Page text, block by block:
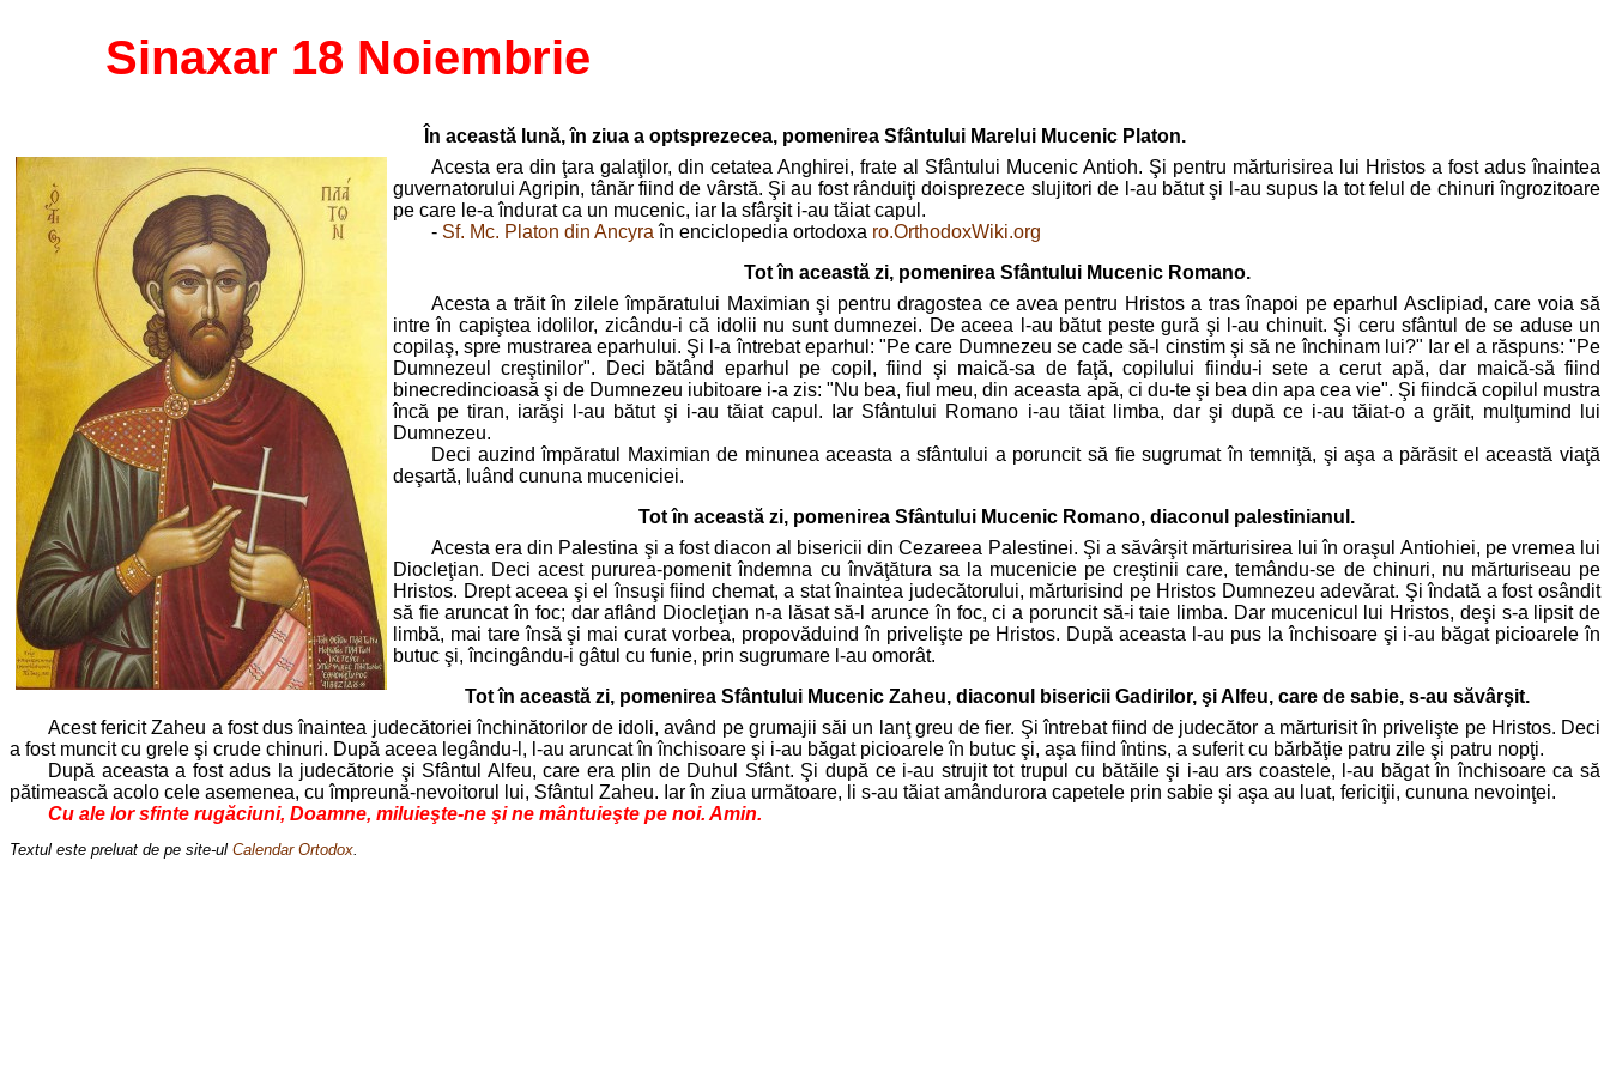
Sinaxar 18 Noiembrie
În această lună, în ziua a optsprezecea, pomenirea Sfântului Marelui Mucenic Platon.
Acesta era din ţara galaţilor, din cetatea Anghirei, frate al Sfântului Mucenic Antioh. Şi pentru mărturisirea lui Hristos a fost adus înaintea
guvernatorului Agripin, tânăr fiind de vârstă. Şi au fost rânduiţi doisprezece slujitori de l-au bătut şi l-au supus la tot felul de chinuri îngrozitoare
pe care le-a îndurat ca un mucenic, iar la sfârşit i-au tăiat capul.
- Sf. Mc. Platon din Ancyra în enciclopedia ortodoxa ro.OrthodoxWiki.org
Tot în această zi, pomenirea Sfântului Mucenic Romano.
Acesta a trăit în zilele împăratului Maximian şi pentru dragostea ce avea pentru Hristos a tras înapoi pe eparhul Asclipiad, care voia să
intre în capiştea idolilor, zicându-i că idolii nu sunt dumnezei. De aceea l-au bătut peste gură şi l-au chinuit. Şi ceru sfântul de se aduse un
copilaş, spre mustrarea eparhului. Şi l-a întrebat eparhul: "Pe care Dumnezeu se cade să-l cinstim şi să ne închinam lui?" Iar el a răspuns: "Pe
Dumnezeul creştinilor". Deci bătând eparhul pe copil, fiind şi maică-sa de faţă, copilului fiindu-i sete a cerut apă, dar maică-să fiind
binecredincioasă şi de Dumnezeu iubitoare i-a zis: "Nu bea, fiul meu, din aceasta apă, ci du-te şi bea din apa cea vie". Şi fiindcă copilul mustra
încă pe tiran, iarăşi l-au bătut şi i-au tăiat capul. Iar Sfântului Romano i-au tăiat limba, dar şi după ce i-au tăiat-o a grăit, mulţumind lui
Dumnezeu.
Deci auzind împăratul Maximian de minunea aceasta a sfântului a poruncit să fie sugrumat în temniţă, şi aşa a părăsit el această viaţă
deşartă, luând cununa muceniciei.
Tot în această zi, pomenirea Sfântului Mucenic Romano, diaconul palestinianul.
Acesta era din Palestina şi a fost diacon al bisericii din Cezareea Palestinei. Şi a săvârşit mărturisirea lui în oraşul Antiohiei, pe vremea lui
Diocleţian. Deci acest pururea-pomenit îndemna cu învăţătura sa la mucenicie pe creştinii care, temându-se de chinuri, nu mărturiseau pe
Hristos. Drept aceea şi el însuşi fiind chemat, a stat înaintea judecătorului, mărturisind pe Hristos Dumnezeu adevărat. Şi îndată a fost osândit
să fie aruncat în foc; dar aflând Diocleţian n-a lăsat să-l arunce în foc, ci a poruncit să-i taie limba. Dar mucenicul lui Hristos, deşi s-a lipsit de
limbă, mai tare însă şi mai curat vorbea, propovăduind în privelişte pe Hristos. După aceasta l-au pus la închisoare şi i-au băgat picioarele în
butuc şi, încingându-i gâtul cu funie, prin sugrumare l-au omorât.
Tot în această zi, pomenirea Sfântului Mucenic Zaheu, diaconul bisericii Gadirilor, şi Alfeu, care de sabie, s-au săvârşit.
Acest fericit Zaheu a fost dus înaintea judecătoriei închinătorilor de idoli, având pe grumajii săi un lanţ greu de fier. Şi întrebat fiind de judecător a mărturisit în privelişte pe Hristos. Deci
a fost muncit cu grele şi crude chinuri. După aceea legându-l, l-au aruncat în închisoare şi i-au băgat picioarele în butuc şi, aşa fiind întins, a suferit cu bărbăţie patru zile şi patru nopţi.
După aceasta a fost adus la judecătorie şi Sfântul Alfeu, care era plin de Duhul Sfânt. Şi după ce i-au strujit tot trupul cu bătăile şi i-au ars coastele, l-au băgat în închisoare ca să
pătimească acolo cele asemenea, cu împreună-nevoitorul lui, Sfântul Zaheu. Iar în ziua următoare, li s-au tăiat amândurora capetele prin sabie şi aşa au luat, fericiţii, cununa nevoinţei.
Cu ale lor sfinte rugăciuni, Doamne, miluieşte-ne şi ne mântuieşte pe noi. Amin.
Textul este preluat de pe site-ul Calendar Ortodox.